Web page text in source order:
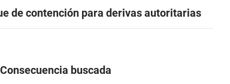
de contención para derivas autoritarias
Consecuencia buscada